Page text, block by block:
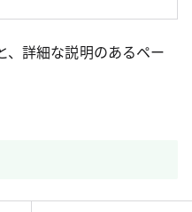
、詳細な説明のあるペー